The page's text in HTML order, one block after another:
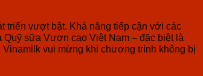
triển vượt bật. Khả năng tiếp cận với các
sữa Vươn cao Việt Nam – đặc biệt là
vui mừng khi chương trình không bị